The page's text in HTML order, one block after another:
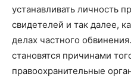
устанавливать личность
свидетелей и так далее,
делах частного
становятся причинами
правоохранительные